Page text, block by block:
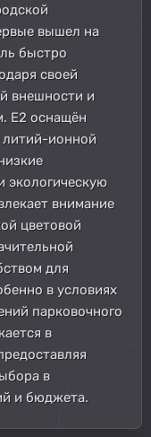
вышел на
быстро
своей
внешности и
E2 оснащён
литий-ионной
экологическую
внимание
цветовой
для
в условиях
парковочного
в
в
и бюджета.